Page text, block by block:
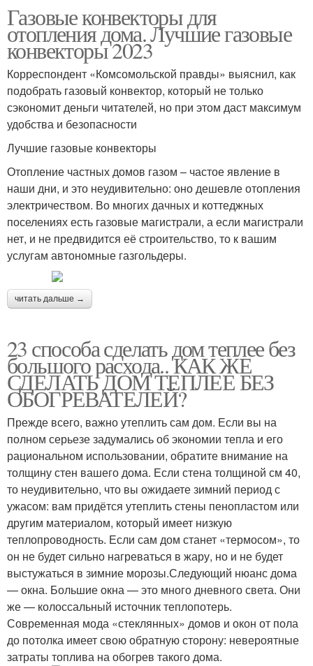
Газовые конвекторы для
отопления дома. Лучшие газовые
конвекторы 2023
Корреспондент «Комсомольской правды» выяснил, как
подобрать газовый конвектор, который не только
сэкономит деньги читателей, но при этом даст максимум
удобства и безопасности
Лучшие газовые конвекторы
Отопление частных домов газом – частое явление в
наши дни, и это неудивительно: оно дешевле отопления
электричеством. Во многих дачных и коттеджных
поселениях есть газовые магистрали, а если магистрали
нет, и не предвидится её строительство, то к вашим
услугам автономные газгольдеры.
читать дальше →
23 способа сделать дом теплее без
большого расхода.. КАК ЖЕ
СДЕЛАТЬ ДОМ ТЕПЛЕЕ БЕЗ
ОБОГРЕВАТЕЛЕЙ?
Прежде всего, важно утеплить сам дом. Если вы на
полном серьезе задумались об экономии тепла и его
рациональном использовании, обратите внимание на
толщину стен вашего дома. Если стена толщиной см 40,
то неудивительно, что вы ожидаете зимний период с
ужасом: вам придётся утеплить стены пенопластом или
другим материалом, который имеет низкую
теплопроводность. Если сам дом станет «термосом», то
он не будет сильно нагреваться в жару, но и не будет
выстужаться в зимние морозы.Следующий нюанс дома
— окна. Большие окна — это много дневного света. Они
же — колоссальный источник теплопотерь.
Современная мода «стеклянных» домов и окон от пола
до потолка имеет свою обратную сторону: невероятные
затраты топлива на обогрев такого дома.